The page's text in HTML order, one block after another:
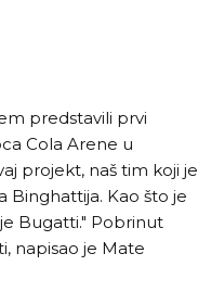
predstavili prvi
Cola Arene u
projekt, naš tim koji je
Binghattija. Kao što je
Bugatti." Pobrinut
napisao je Mate